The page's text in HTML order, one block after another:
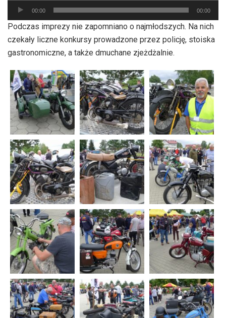
Odtwarzacz
plików
dźwiękowych
00:00 00:00
Podczas imprezy nie zapomniano o najmłodszych. Na nich
czekały liczne konkursy prowadzone przez policję, stoiska
gastronomiczne, a także dmuchane zjeżdżalnie.